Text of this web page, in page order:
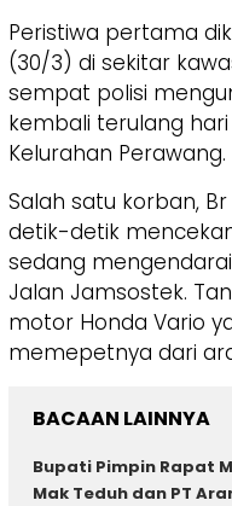
Peristiwa pertama
(30/3) di sekitar
sempat polisi
kembali terulang
Kelurahan Perawang.
Salah satu korban,
detik-detik
sedang
Jalan Jamsostek.
motor Honda Vario
memepetnya dari
BACAAN LAINNYA
Bupati Pimpin Rapat
Mak Teduh dan PT